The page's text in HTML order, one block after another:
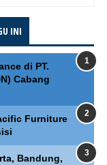
INI
di PT.
Cabang
Furniture
Bandung,